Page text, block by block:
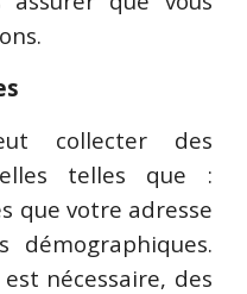
collecter des
telles que :
que votre adresse
nécessaire, des